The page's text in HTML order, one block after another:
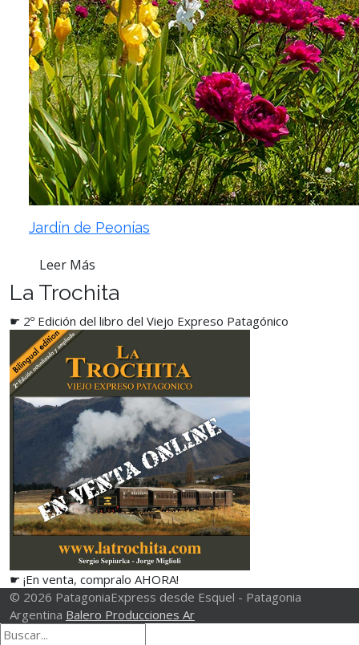
Jardín de Peonías
Leer Más
La Trochita
☛ 2º Edición del libro del Viejo Expreso Patagónico
☛ ¡En venta, compralo AHORA!
© 2026 PatagoniaExpress desde Esquel - Patagonia
Argentina Balero Producciones Ar